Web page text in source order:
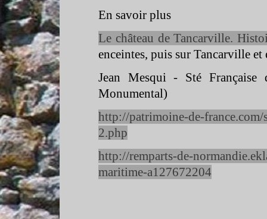
En savoir plus
Le château de Tancarville.
enceintes, puis sur Tancarville
Jean Mesqui - Sté Française
Monumental)
http://patrimoine-de-france.com/
2.php
http://remparts-de-
maritime-a127672204